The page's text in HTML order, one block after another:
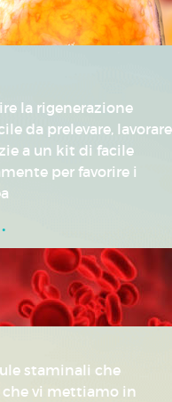
la rigenerazione
da prelevare, lavorare
a un kit di facile
per favorire i
staminali che
che vi mettiamo in